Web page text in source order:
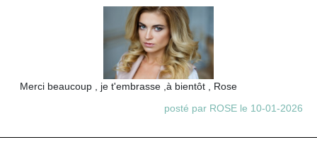
Merci beaucoup , je t'embrasse ,à bientôt , Rose
posté par ROSE le 10-01-2026